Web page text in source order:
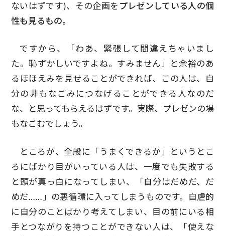
ないはずです)、その企画を プレゼンしている人の個
性も見るもの。
ですから、「わあ、緊張して間違えちゃいまし
た。恥ずかしいですよね。すみません」と余裕のあ
るほほえみを見せることができれば、この人は、自
分の非もなごみにつなげることができる人なのだ
な、と思ってもらえるはずです。実際、プレゼンの場
もなごむでしょう。
ところが、全般に「うまくできるか」というとこ
ろにばかり目がいっている人は、一度でも失敗する
と頭が真っ白になってしまい、「自分はだめだ、だ
めだ……」の悪循環に入ってしまうものです。自虐的
に自分のことばかり考えてしまい、目の前にいる相
手とつながりを持つことができない人は、「使えな